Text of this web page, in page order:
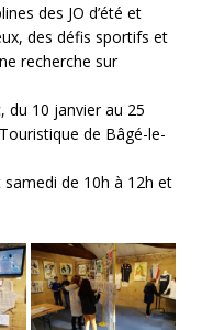
des JO d’été et
des défis sportifs et
recherche sur
du 10 janvier au 25
de Bâgé-le-
de 10h à 12h et